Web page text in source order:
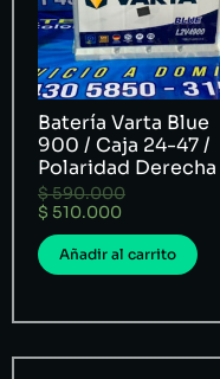
Batería Varta Blue
900 / Caja 24-47 /
Polaridad Derecha
$590.000
$ 510.000
Añadir al carrito